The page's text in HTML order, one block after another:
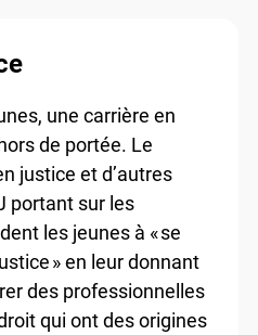
une carrière en
de portée. Le
justice et d’autres
portant sur les
les jeunes à « se
» en leur donnant
des professionnelles
qui ont des origines